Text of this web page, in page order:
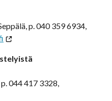
p. 040 359 6934,
044 417 3328,